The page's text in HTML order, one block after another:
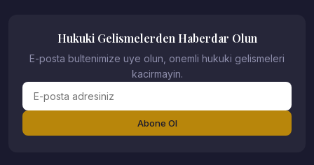
Hukuki Gelismelerden Haberdar Olun
E-posta bultenimize uye olun, onemli hukuki gelismeleri
kacirmayin.
Abone Ol